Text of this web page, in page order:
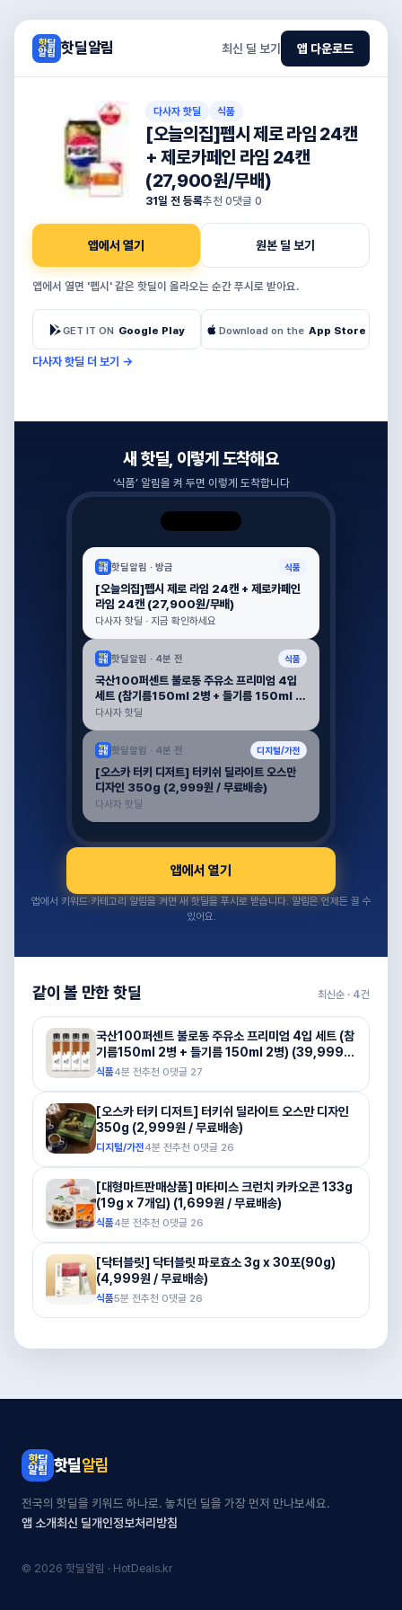
핫딜알림 최신 딜 보기 앱 다운로드
다사자 핫딜 식품
[오늘의집]펩시 제로 라임 24캔
+ 제로카페인 라임 24캔
(27,900원/무배)
31일 전 등록추천 0댓글 0
앱에서 열기 원본 딜 보기
앱에서 열면 '펩시' 같은 핫딜이 올라오는 순간 푸시로 받아요.
GET IT ON Google Play Download on the App Store
다사자 핫딜 더 보기 →
새 핫딜, 이렇게 도착해요
‘식품’ 알림을 켜 두면 이렇게 도착합니다
핫딜알림 · 방금 식품
[오늘의집]펩시 제로 라임 24캔 + 제로카페인
라임 24캔 (27,900원/무배)
다사자 핫딜 · 지금 확인하세요
핫딜알림 · 4분 전 식품
국산100퍼센트 불로동 주유소 프리미엄 4입
세트 (참기름150ml 2병 + 들기름 150ml 2
병) (39,999원 / 무료배송)
다사자 핫딜
핫딜알림 · 4분 전 디지털/가전
[오스카 터키 디저트] 터키쉬 딜라이트 오스만
디자인 350g (2,999원 / 무료배송)
다사자 핫딜
앱에서 열기
앱에서 키워드·카테고리 알림을 켜면 새 핫딜을 푸시로 받습니다. 알림은 언제든 끌 수
있어요.
같이 볼 만한 핫딜 최신순 · 4건
국산100퍼센트 불로동 주유소 프리미엄 4입 세트 (참
기름150ml 2병 + 들기름 150ml 2병) (39,999원
/ 무료배송)
식품4분 전추천 0댓글 27
[오스카 터키 디저트] 터키쉬 딜라이트 오스만 디자인
350g (2,999원 / 무료배송)
디지털/가전4분 전추천 0댓글 26
[대형마트판매상품] 마타미스 크런치 카카오콘 133g
(19g x 7개입) (1,699원 / 무료배송)
식품4분 전추천 0댓글 26
[닥터블릿] 닥터블릿 파로효소 3g x 30포(90g)
(4,999원 / 무료배송)
식품5분 전추천 0댓글 26
핫딜알림
전국의 핫딜을 키워드 하나로. 놓치던 딜을 가장 먼저 만나보세요.
앱 소개최신 딜개인정보처리방침
© 2026 핫딜알림 · HotDeals.kr